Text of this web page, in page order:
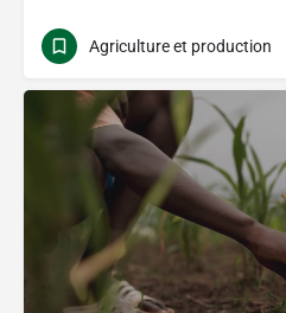
Agriculture et production